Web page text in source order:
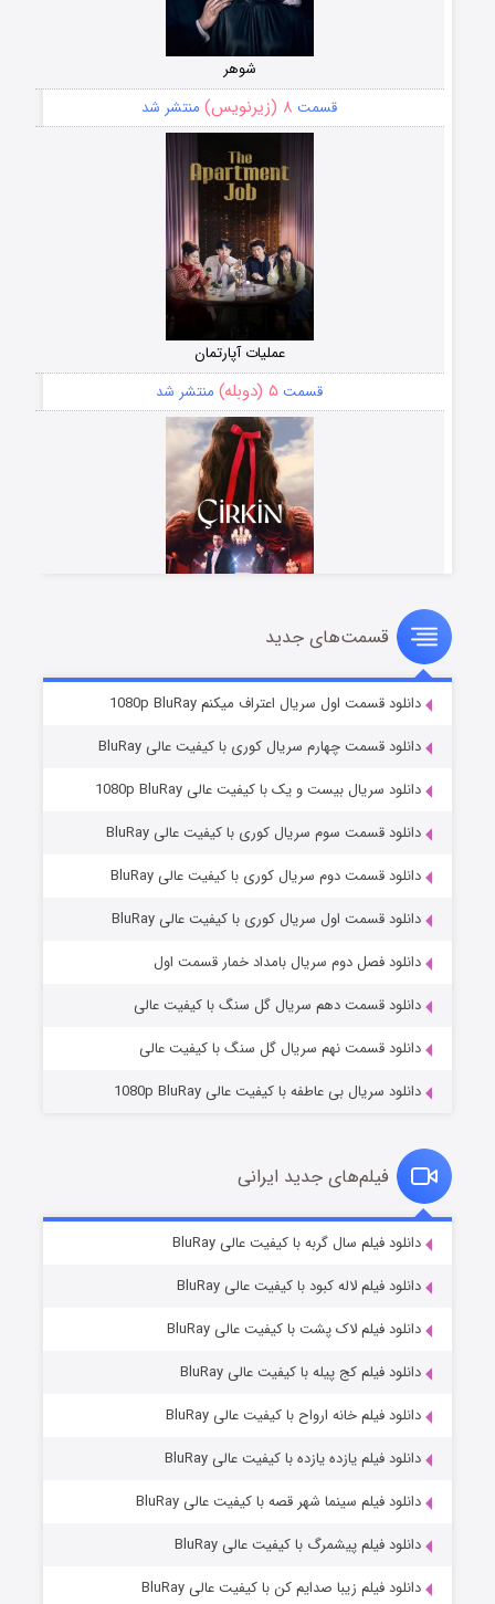
شوهر
قسمت ۸ (زیرنویس) منتشر شد
عملیات آپارتمان
قسمت ۵ (دوبله) منتشر شد
سریال زشت
قسمت۲ (زیرنویس) منتشر شد
مردگان متحرک: شهر مرده ۳
قسمت۲ (زیرنویس) منتشر شد
قسمت۷ (زیرنویس) منتشر شد
قسمت‌های جدید
دانلود قسمت اول سریال اعتراف میکنم 1080p BluRay
دانلود قسمت چهارم سریال کوری با کیفیت عالی BluRay
دانلود سریال بیست و یک با کیفیت عالی 1080p BluRay
دانلود قسمت سوم سریال کوری با کیفیت عالی BluRay
دانلود قسمت دوم سریال کوری با کیفیت عالی BluRay
دانلود قسمت اول سریال کوری با کیفیت عالی BluRay
دانلود فصل دوم سریال بامداد خمار قسمت اول
دانلود قسمت دهم سریال گل سنگ با کیفیت عالی
دانلود قسمت نهم سریال گل سنگ با کیفیت عالی
دانلود سریال بی عاطفه با کیفیت عالی 1080p BluRay
فیلم‌های جدید ایرانی
دانلود فیلم سال گربه با کیفیت عالی BluRay
دانلود فیلم لاله کبود با کیفیت عالی BluRay
دانلود فیلم لاک پشت با کیفیت عالی BluRay
دانلود فیلم کج‌ پیله با کیفیت عالی BluRay
دانلود فیلم خانه ارواح با کیفیت عالی BluRay
دانلود فیلم یازده یازده با کیفیت عالی BluRay
دانلود فیلم سینما شهر قصه با کیفیت عالی BluRay
دانلود فیلم پیشمرگ با کیفیت عالی BluRay
دانلود فیلم زیبا صدایم کن با کیفیت عالی BluRay